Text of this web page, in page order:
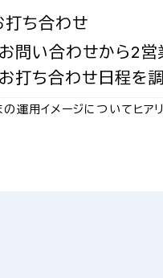
打ち合わせ
お問い合わせから2営
お打ち合わせ日程を
の運用イメージについてヒア